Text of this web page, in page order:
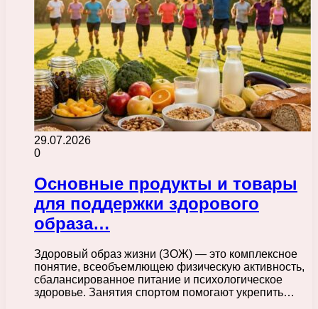
29.07.2026
0
Основные продукты и товары
для поддержки здорового
образа…
Здоровый образ жизни (ЗОЖ) — это комплексное
понятие, всеобъемлющею физическую активность,
сбалансированное питание и психологическое
здоровье. Занятия спортом помогают укрепить…